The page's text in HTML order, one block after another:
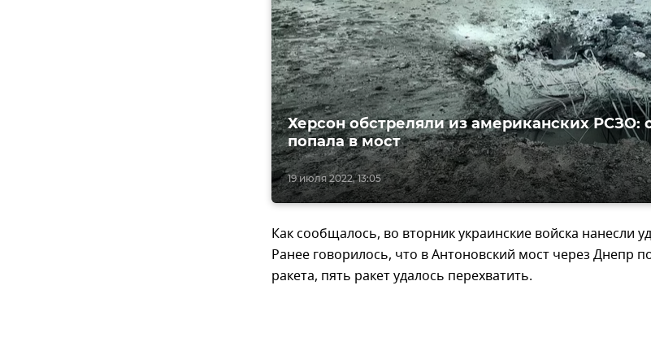
19 июля 2022, 13:05
Херсон обстреляли из американских РСЗО:
попала в мост
Как сообщалось, во вторник украинские войска нанесли
Ранее говорилось, что в Антоновский мост через Днепр
ракета, пять ракет удалось перехватить.